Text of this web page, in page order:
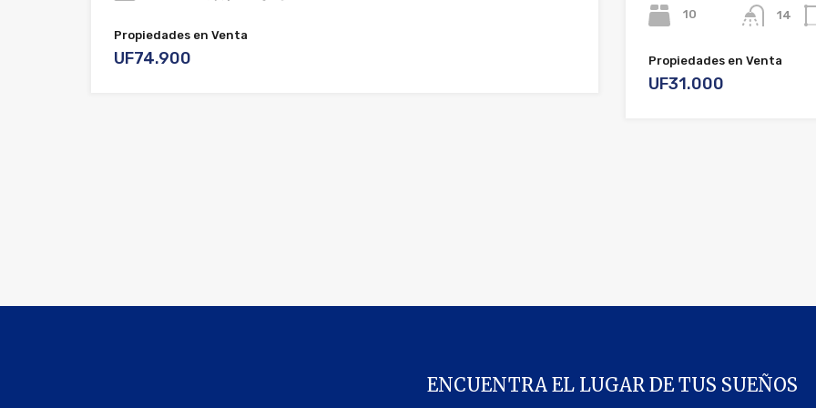
Propiedades en Venta
UF74.900
10 14
Propiedades en Venta
UF31.000
ENCUENTRA EL LUGAR DE TUS SUEÑOS